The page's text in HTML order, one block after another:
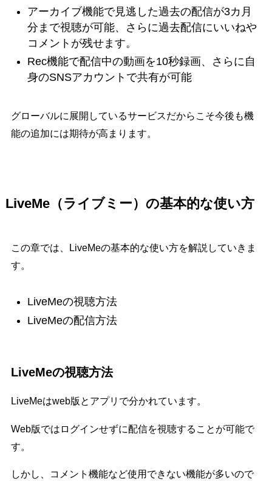
アーカイブ機能で見逃した過去の配信が3カ月
分まで視聴が可能、さらに過去配信にいいねや
コメントが残せます。
Rec機能で配信中の動画を10秒録画、さらに自
身のSNSアカウントで共有が可能
グローバルに展開しているサービスだからこそ今後も機
能の追加には期待が高まります。
LiveMe（ライブミー）の基本的な使い方
この章では、LiveMeの基本的な使い方を解説していきま
す。
LiveMeの視聴方法
LiveMeの配信方法
LiveMeの視聴方法
LiveMeはweb版とアプリで分かれています。
Web版ではログインせずに配信を視聴することが可能で
す。
しかし、コメント機能など使用できない機能が多いので